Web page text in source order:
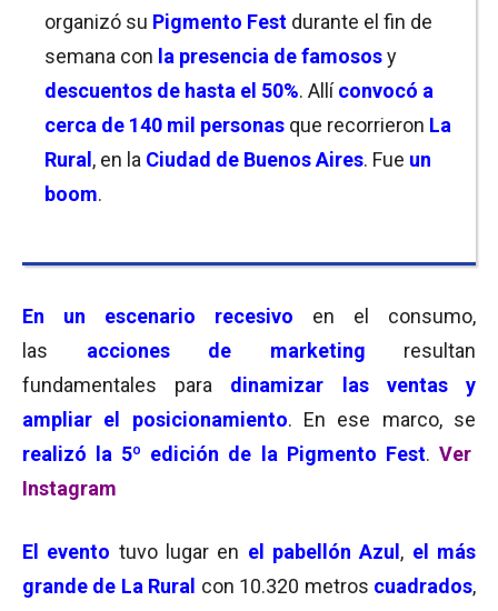
organizó su Pigmento Fest durante el fin de
semana con la presencia de famososy
descuentos de hasta el 50%. Allíconvocó a
cerca de 140 mil personas que recorrieron La
Rural , en la Ciudad de Buenos Aires. Fue un
boom.
En un escenario recesivo en el consumo,
las acciones de marketing resultan
fundamentales para dinamizar las ventas y
ampliar el posicionamiento. En ese marco, se
realizó la 5º edición de la Pigmento Fest. Ver
Instagram
El evento tuvo lugar en el pabellón Azul , el más
grande de La Rural con 10.320 metros cuadrados,